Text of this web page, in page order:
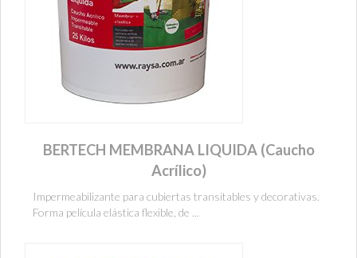
BERTECH MEMBRANA LIQUIDA (Caucho
Acrílico)
Impermeabilizante para cubiertas transitables y decorativas.
Forma película elástica flexible, de ...